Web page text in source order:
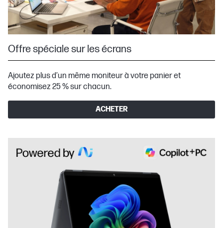
Offre spéciale sur les écrans
Ajoutez plus d’un même moniteur à votre panier et
économisez 25 % sur chacun.
ACHETER